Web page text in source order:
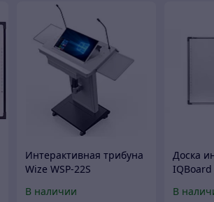
Интерактивная трибуна
Wize WSP-22S
В наличии
Доска
IQBoard
В